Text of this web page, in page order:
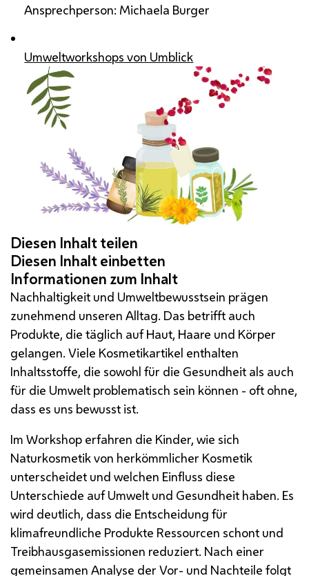
Ansprechperson: Michaela Burger
Umweltworkshops von Umblick
Nachhaltigkeit und Umweltbewusstsein prägen
zunehmend unseren Alltag. Das betrifft auch
Produkte, die täglich auf Haut, Haare und Körper
gelangen. Viele Kosmetikartikel enthalten
Inhaltsstoffe, die sowohl für die Gesundheit als auch
für die Umwelt problematisch sein können - oft ohne,
dass es uns bewusst ist.
Im Workshop erfahren die Kinder, wie sich
Naturkosmetik von herkömmlicher Kosmetik
unterscheidet und welchen Einfluss diese
Unterschiede auf Umwelt und Gesundheit haben. Es
wird deutlich, dass die Entscheidung für
klimafreundliche Produkte Ressourcen schont und
Treibhausgasemissionen reduziert. Nach einer
gemeinsamen Analyse der Vor- und Nachteile folgt